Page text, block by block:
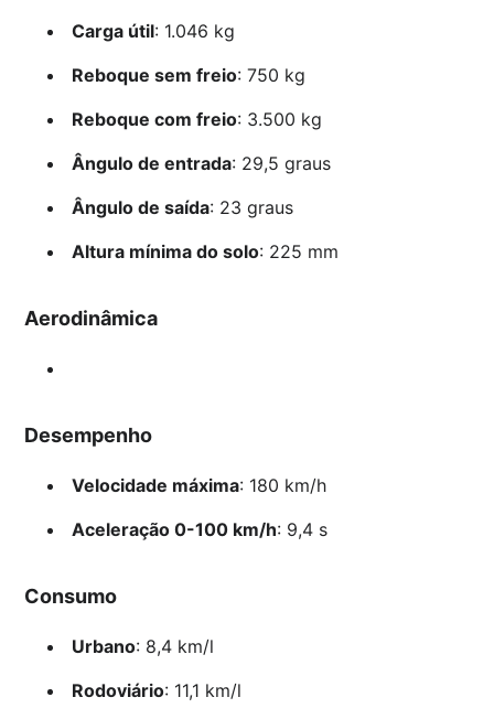
Carga útil: 1.046 kg
Reboque sem freio: 750 kg
Reboque com freio: 3.500 kg
Ângulo de entrada: 29,5 graus
Ângulo de saída: 23 graus
Altura mínima do solo: 225 mm
Aerodinâmica
Desempenho
Velocidade máxima: 180 km/h
Aceleração 0-100 km/h: 9,4 s
Consumo
Urbano: 8,4 km/l
Rodoviário: 11,1 km/l